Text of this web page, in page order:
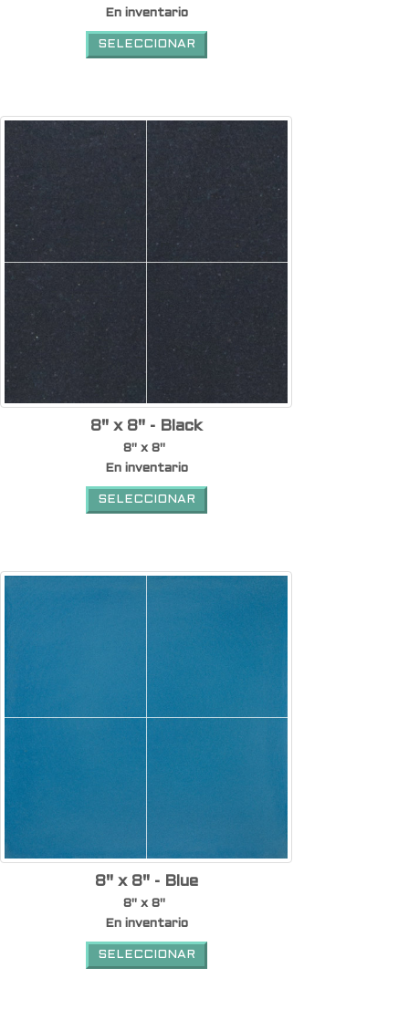
En inventario
SELECCIONAR
8" x 8" - Black
8" x 8"
En inventario
SELECCIONAR
8" x 8" - Blue
8" x 8"
En inventario
SELECCIONAR